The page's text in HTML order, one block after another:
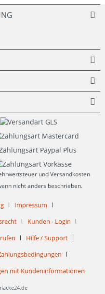
und Versandkosten
nicht anders beschrieben.
Impressum
Kunden - Login
Hilfe / Support
mit Kundeninformationen